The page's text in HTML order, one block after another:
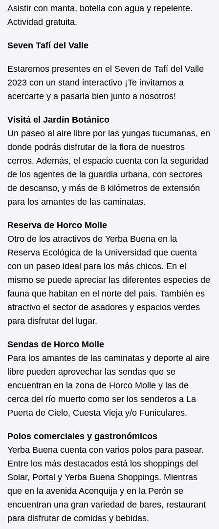
Asistir con manta, botella con agua y repelente.
Actividad gratuita.
Seven Tafí del Valle
Estaremos presentes en el Seven de Tafí del Valle
2023 con un stand interactivo ¡Te invitamos a
acercarte y a pasarla bien junto a nosotros!
Visitá el Jardín Botánico
Un paseo al aire libre por las yungas tucumanas, en
donde podrás disfrutar de la flora de nuestros
cerros. Además, el espacio cuenta con la seguridad
de los agentes de la guardia urbana, con sectores
de descanso, y más de 8 kilómetros de extensión
para los amantes de las caminatas.
Reserva de Horco Molle
Otro de los atractivos de Yerba Buena en la
Reserva Ecológica de la Universidad que cuenta
con un paseo ideal para los más chicos. En el
mismo se puede apreciar las diferentes especies de
fauna que habitan en el norte del país. También es
atractivo el sector de asadores y espacios verdes
para disfrutar del lugar.
Sendas de Horco Molle
Para los amantes de las caminatas y deporte al aire
libre pueden aprovechar las sendas que se
encuentran en la zona de Horco Molle y las de
cerca del río muerto como ser los senderos a La
Puerta de Cielo, Cuesta Vieja y/o Funiculares.
Polos comerciales y gastronómicos
Yerba Buena cuenta con varios polos para pasear.
Entre los más destacados está los shoppings del
Solar, Portal y Yerba Buena Shoppings. Mientras
que en la avenida Aconquija y en la Perón se
encuentran una gran variedad de bares, restaurant
para disfrutar de comidas y bebidas.